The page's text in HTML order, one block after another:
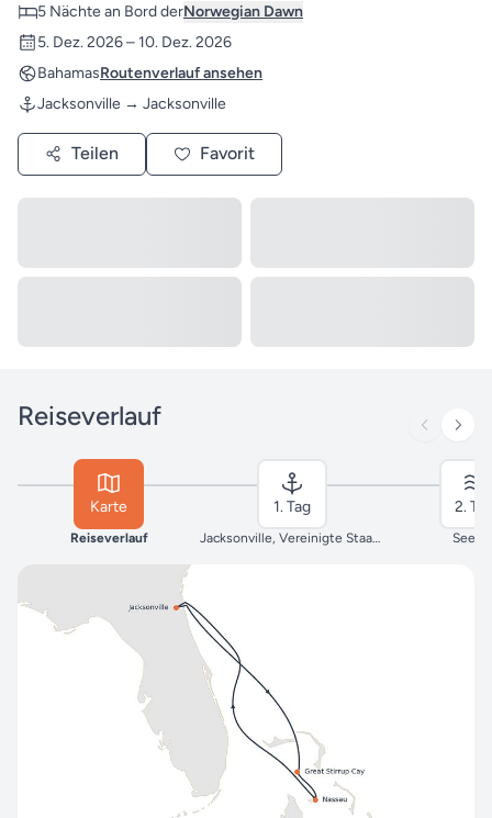
5 Nächte an Bord derNorwegian Dawn
5. Dez. 2026 – 10. Dez. 2026
BahamasRoutenverlauf ansehen
Jacksonville → Jacksonville
Teilen Favorit
Reiseverlauf
Karte
Reiseverlauf
1. Tag 2.